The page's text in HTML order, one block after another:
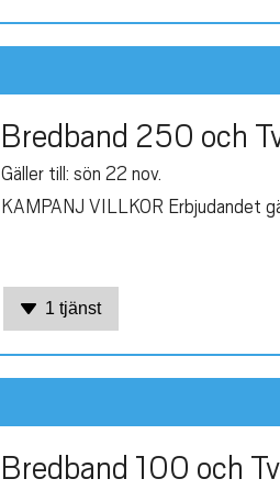
Bredband 250 och
Gäller till: sön 22 nov.
KAMPANJ VILLKOR Erbjudandet
1 tjänst
Bredband 100 och